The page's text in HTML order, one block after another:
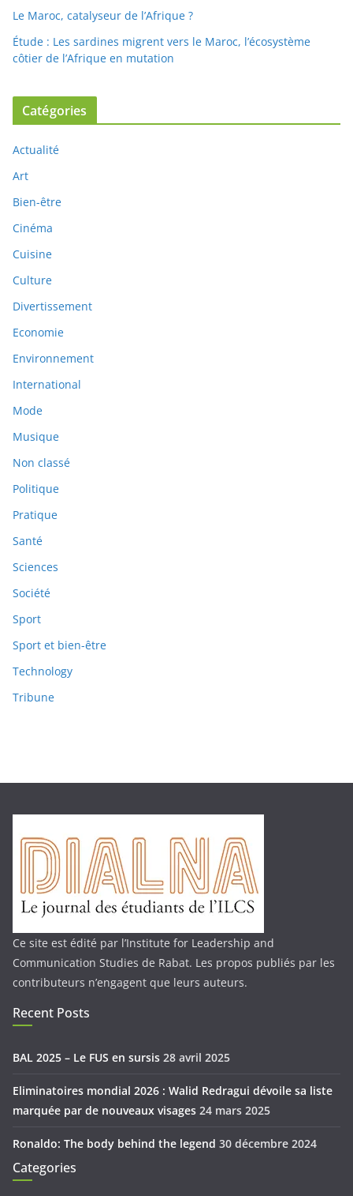
Le Maroc, catalyseur de l’Afrique ?
Étude : Les sardines migrent vers le Maroc, l’écosystème
côtier de l’Afrique en mutation
Catégories
Actualité
Art
Bien-être
Cinéma
Cuisine
Culture
Divertissement
Economie
Environnement
International
Mode
Musique
Non classé
Politique
Pratique
Santé
Sciences
Société
Sport
Sport et bien-être
Technology
Tribune
Ce site est édité par l’Institute for Leadership and
Communication Studies de Rabat. Les propos publiés par les
contributeurs n’engagent que leurs auteurs.
Recent Posts
BAL 2025 – Le FUS en sursis 28 avril 2025
Eliminatoires mondial 2026 : Walid Redragui dévoile sa liste
marquée par de nouveaux visages 24 mars 2025
Ronaldo: The body behind the legend 30 décembre 2024
Categories